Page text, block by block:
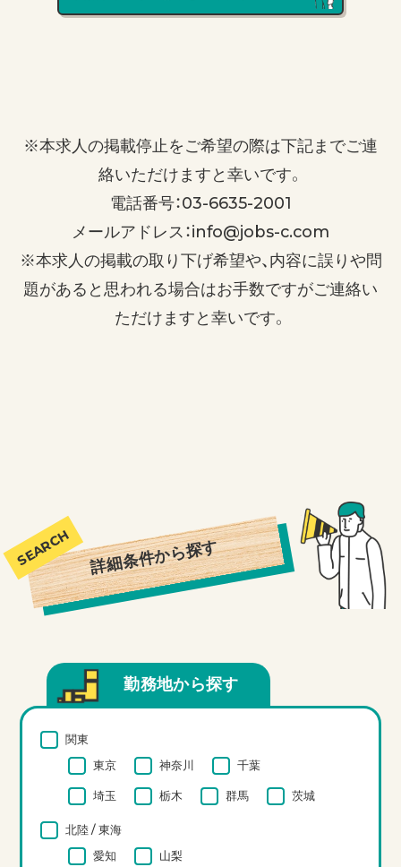
※本求人の掲載停止をご希望の際は下記までご連
絡いただけますと幸いです。
電話番号：03-6635-2001
メールアドレス：info@jobs-c.com
※本求人の掲載の取り下げ希望や、内容に誤りや問
題があると思われる場合はお手数ですがご連絡い
ただけますと幸いです。
詳細条件から探す
勤務地から探す
関東
東京
神奈川 千葉
埼玉 栃木 群馬 茨城
北陸 / 東海
愛知
山梨